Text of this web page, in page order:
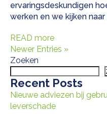
ervaringsdeskundigen
werken en we kijken
READ more
Newer Entries »
Zoeken
Recent Posts
Nieuwe adviezen bij
leverschade